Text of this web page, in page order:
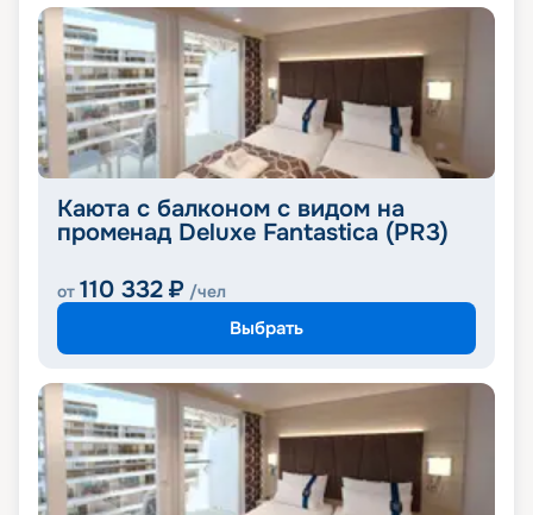
Каюта с балконом с видом на
променад Deluxe Fantastica (PR3)
от 110 332 ₽ /чел
Выбрать